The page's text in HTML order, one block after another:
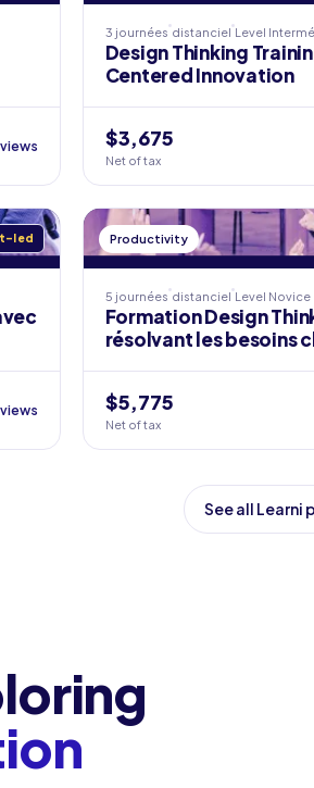
3 journées distanciel Level
Design Thinking
Centered Innovation
$3,675
Net of tax
led Productivity
5 journées distanciel Level Novice
Formation Design
résolvant les besoins
$5,775
Net of tax
See all Learni